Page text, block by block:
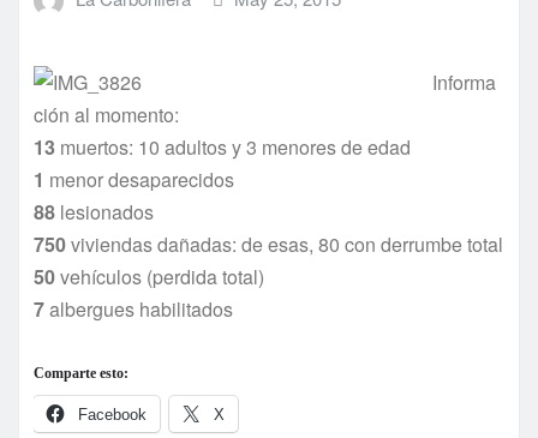
Informa
ción al momento:
13 muertos: 10 adultos y 3 menores de edad
1 menor desaparecidos
88 lesionados
750viviendas dañadas: de esas, 80 con derrumbe total
50vehí­culos (perdida total)
7albergues habilitados
Comparte esto:
Facebook X